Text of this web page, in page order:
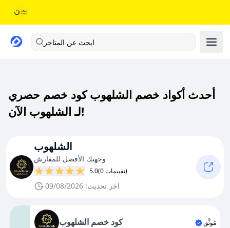
ابحث عن المتاجر
أحدث أكواد خصم الشلهوب كود خصم حصري
لـ الشلهوب الآن!
الشلهوب
وجهتك الأفضل للمفارش
5.0 (0 تقييمات)
اخر تحديث: 09/08/2026
كود خصم الشلهوب مُوثَّق